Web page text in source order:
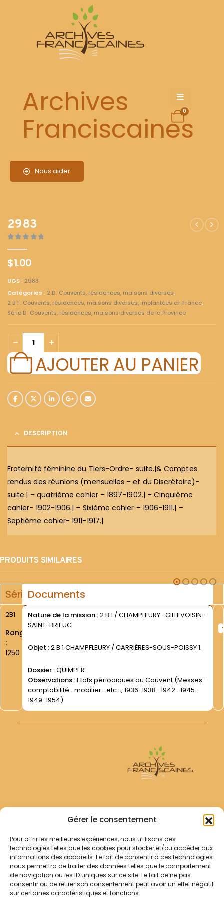
Gérer le consentement
Pour offrir les meilleures expériences, nous utilisons des
technologies telles que les cookies pour stocker et/ou accéder aux
informations des appareils. Le fait de consentir à ces technologies
nous permettra de traiter des données telles que le comportement
de navigation ou les ID uniques sur ce site. Le fait de ne pas
consentir ou de retirer son consentement peut avoir un effet négatif
sur certaines caractéristiques et fonctions.
Archives
Franciscaines
Nous aider
0
2983
$1.00
UGS : 2983
Catégories : 2 B : Couvents, résidences, maisons diverses,
2 B 1 : Couvents, résidences, maisons diverses, implantées en France,
Série B : Couvents, résidences, maisons diverses de la Province
AJOUTER AU PANIER
DESCRIPTION
Fraternité féminine du Tiers-Ordre- suite.|& Comptes
rendus des réunions (mensuelles – et du Discrétoire)-
suite.| – quatrième cahier – 1897-1902.| – Cinquième
cahier- 1902-1906.| – Sixième cahier – 1906-1911.| –
Septième cahier- 1911-1917.|
PRODUITS SIMILAIRES
SérieDocuments
2B1
Rang
:
1250
Nature de la mission :2 B 1 / CHAMPLEURY- GILLEVOISIN-
SAINT-BRIEUC
Objet :2 B 1 CHAMPFLEURY / CARRIÈRES-SOUS-POISSY 1.
Dossier :QUIMPER
Observations :Etats périodiques du Couvent (Messes-
comptabilité- mobilier- etc...; 1936-1938- 1942- 1945-
1949-1954)
Archives Franciscaines
RECHERCHER
Comment chercher ?
Les archives
Notre démarche